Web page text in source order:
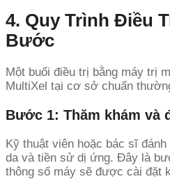
4. Quy Trình Điều
Bước
Một buổi điều trị bằng máy trị
MultiXel tại cơ sở chuẩn
Bước 1: Thăm khám và
Kỹ thuật viên hoặc bác sĩ
da và tiền sử dị ứng. Đây là
thông số máy sẽ được cài đặt